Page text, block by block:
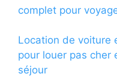
complet pour
Location de voiture
pour louer pas cher
séjour